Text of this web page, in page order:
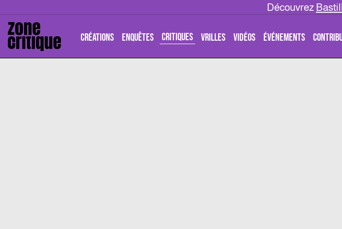
Découvrez
CRÉATIONS ENQUÊTES CRITIQUES VRILLES VIDÉOS ÉVÉNEMENTS